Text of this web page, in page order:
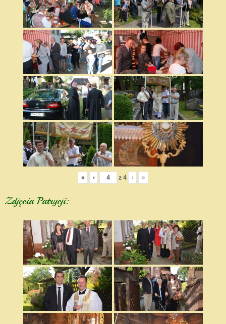
« ‹ z4 › »
Zdjęcia Patrycji: